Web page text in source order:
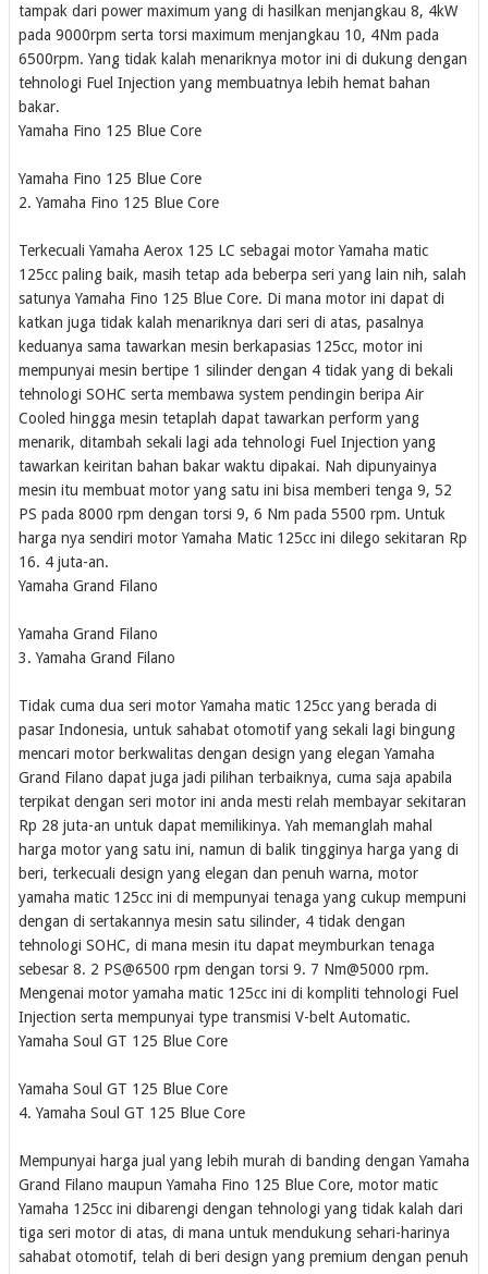
tampak dari power maximum yang di hasilkan menjangkau 8, 4kW
pada 9000rpm serta torsi maximum menjangkau 10, 4Nm pada
6500rpm. Yang tidak kalah menariknya motor ini di dukung dengan
tehnologi Fuel Injection yang membuatnya lebih hemat bahan
bakar.
Yamaha Fino 125 Blue Core
Yamaha Fino 125 Blue Core
2. Yamaha Fino 125 Blue Core
Terkecuali Yamaha Aerox 125 LC sebagai motor Yamaha matic
125cc paling baik, masih tetap ada beberpa seri yang lain nih, salah
satunya Yamaha Fino 125 Blue Core. Di mana motor ini dapat di
katkan juga tidak kalah menariknya dari seri di atas, pasalnya
keduanya sama tawarkan mesin berkapasias 125cc, motor ini
mempunyai mesin bertipe 1 silinder dengan 4 tidak yang di bekali
tehnologi SOHC serta membawa system pendingin beripa Air
Cooled hingga mesin tetaplah dapat tawarkan perform yang
menarik, ditambah sekali lagi ada tehnologi Fuel Injection yang
tawarkan keiritan bahan bakar waktu dipakai. Nah dipunyainya
mesin itu membuat motor yang satu ini bisa memberi tenga 9, 52
PS pada 8000 rpm dengan torsi 9, 6 Nm pada 5500 rpm. Untuk
harga nya sendiri motor Yamaha Matic 125cc ini dilego sekitaran Rp
16. 4 juta-an.
Yamaha Grand Filano
Yamaha Grand Filano
3. Yamaha Grand Filano
Tidak cuma dua seri motor Yamaha matic 125cc yang berada di
pasar Indonesia, untuk sahabat otomotif yang sekali lagi bingung
mencari motor berkwalitas dengan design yang elegan Yamaha
Grand Filano dapat juga jadi pilihan terbaiknya, cuma saja apabila
terpikat dengan seri motor ini anda mesti relah membayar sekitaran
Rp 28 juta-an untuk dapat memilikinya. Yah memanglah mahal
harga motor yang satu ini, namun di balik tingginya harga yang di
beri, terkecuali design yang elegan dan penuh warna, motor
yamaha matic 125cc ini di mempunyai tenaga yang cukup mempuni
dengan di sertakannya mesin satu silinder, 4 tidak dengan
tehnologi SOHC, di mana mesin itu dapat meymburkan tenaga
sebesar 8. 2 PS@6500 rpm dengan torsi 9. 7 Nm@5000 rpm.
Mengenai motor yamaha matic 125cc ini di kompliti tehnologi Fuel
Injection serta mempunyai type transmisi V-belt Automatic.
Yamaha Soul GT 125 Blue Core
Yamaha Soul GT 125 Blue Core
4. Yamaha Soul GT 125 Blue Core
Mempunyai harga jual yang lebih murah di banding dengan Yamaha
Grand Filano maupun Yamaha Fino 125 Blue Core, motor matic
Yamaha 125cc ini dibarengi dengan tehnologi yang tidak kalah dari
tiga seri motor di atas, di mana untuk mendukung sehari-harinya
sahabat otomotif, telah di beri design yang premium dengan penuh